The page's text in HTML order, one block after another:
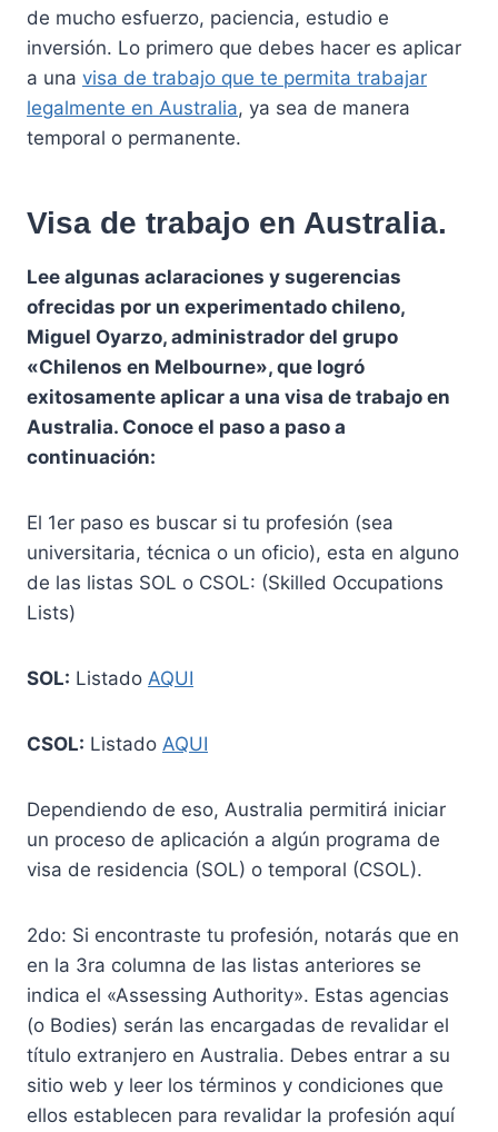
de mucho esfuerzo, paciencia, estudio e
inversión. Lo primero que debes hacer es aplicar
a una visa de trabajo que te permita trabajar
legalmente en Australia, ya sea de manera
temporal o permanente.
Visa de trabajo en Australia.
Lee algunas aclaraciones y sugerencias
ofrecidas por un experimentado chileno,
Miguel Oyarzo, administrador del grupo
«Chilenos en Melbourne», que logró
exitosamente aplicar a una visa de trabajo en
Australia. Conoce el paso a paso a
continuación:
El 1er paso es buscar si tu profesión (sea
universitaria, técnica o un oficio), esta en alguno
de las listas SOL o CSOL: (Skilled Occupations
Lists)
SOL: Listado AQUI
CSOL: Listado AQUI
Dependiendo de eso, Australia permitirá iniciar
un proceso de aplicación a algún programa de
visa de residencia (SOL) o temporal (CSOL).
2do: Si encontraste tu profesión, notarás que en
en la 3ra columna de las listas anteriores se
indica el «Assessing Authority». Estas agencias
(o Bodies) serán las encargadas de revalidar el
título extranjero en Australia. Debes entrar a su
sitio web y leer los términos y condiciones que
ellos establecen para revalidar la profesión aquí